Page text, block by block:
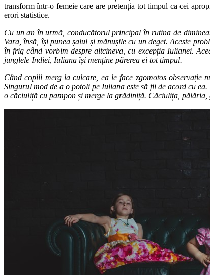
transform într-o femeie care are pretenția tot timpul ca cei
erori statistice.
Cu un an în urmă, conducătorul principal în rutina de
Vara, însă, își punea șalul și mănușile cu un deget. Aceste
în frig când vorbim despre altcineva, cu excepția Iulianei.
junglele Indiei, Iuliana își menține părerea ei tot timpul.
Când copiii merg la culcare, ea le face zgomotos observație
Singurul mod de a o potoli pe Iuliana este să fii de acord cu
o căciuliță cu pampon și merge la grădiniță. Căciulița, pălăria,